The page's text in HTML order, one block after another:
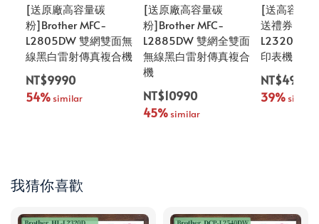
[送原廠高容量碳
粉]Brother MFC-
L2805DW 雙網雙面無
線黑白雷射傳真複合機
NT$9990
54% similar
[送原廠高容量碳
粉]Brother MFC-
L2885DW 雙網全雙面
無線黑白雷射傳真複合
機
NT$10990
45% similar
[送高容量
送禮券]
L2320D 雙
印表機
NT$4990
39% similar
我猜你喜歡